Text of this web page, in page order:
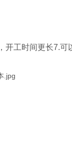
工时间更长7.可